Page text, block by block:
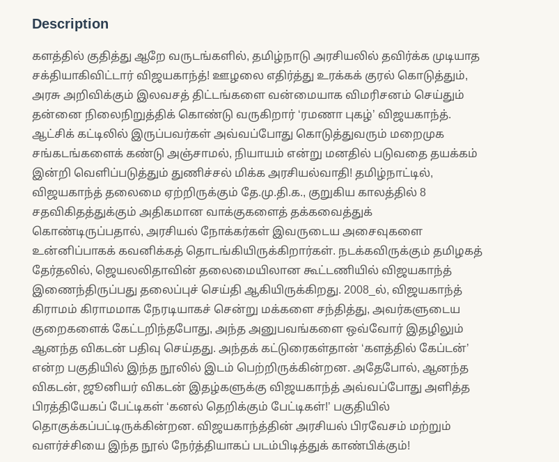
Description
களத்தில் குதித்து ஆறே வருடங்களில், தமிழ்நாடு அரசியலில் தவிர்க்க முடியாத
சக்தியாகிவிட்டார் விஜயகாந்த்! ஊழலை எதிர்த்து உரக்கக் குரல் கொடுத்தும்,
அரசு அறிவிக்கும் இலவசத் திட்டங்களை வன்மையாக விமரிசனம் செய்தும்
தன்னை நிலைநிறுத்திக் கொண்டு வருகிறார் ‘ரமணா புகழ்’ விஜயகாந்த்.
ஆட்சிக் கட்டிலில் இருப்பவர்கள் அவ்வப்போது கொடுத்துவரும் மறைமுக
சங்கடங்களைக் கண்டு அஞ்சாமல், நியாயம் என்று மனதில் படுவதை தயக்கம்
இன்றி வெளிப்படுத்தும் துணிச்சல் மிக்க அரசியல்வாதி! தமிழ்நாட்டில்,
விஜயகாந்த் தலைமை ஏற்றிருக்கும் தே.மு.தி.க., குறுகிய காலத்தில் 8
சதவிகிதத்துக்கும் அதிகமான வாக்குகளைத் தக்கவைத்துக்
கொண்டிருப்பதால், அரசியல் நோக்கர்கள் இவருடைய அசைவுகளை
உன்னிப்பாகக் கவனிக்கத் தொடங்கியிருக்கிறார்கள். நடக்கவிருக்கும் தமிழகத்
தேர்தலில், ஜெயலலிதாவின் தலைமையிலான கூட்டணியில் விஜயகாந்த்
இணைந்திருப்பது தலைப்புச் செய்தி ஆகியிருக்கிறது. 2008_ல், விஜயகாந்த்
கிராமம் கிராமமாக நேரடியாகச் சென்று மக்களை சந்தித்து, அவர்களுடைய
குறைகளைக் கேட்டறிந்தபோது, அந்த அனுபவங்களை ஒவ்வோர் இதழிலும்
ஆனந்த விகடன் பதிவு செய்தது. அந்தக் கட்டுரைகள்தான் ‘களத்தில் கேப்டன்’
என்ற பகுதியில் இந்த நூலில் இடம் பெற்றிருக்கின்றன. அதேபோல், ஆனந்த
விகடன், ஜூனியர் விகடன் இதழ்களுக்கு விஜயகாந்த் அவ்வப்போது அளித்த
பிரத்தியேகப் பேட்டிகள் ‘கனல் தெறிக்கும் பேட்டிகள்!’ பகுதியில்
தொகுக்கப்பட்டிருக்கின்றன. விஜயகாந்த்தின் அரசியல் பிரவேசம் மற்றும்
வளர்ச்சியை இந்த நூல் நேர்த்தியாகப் படம்பிடித்துக் காண்பிக்கும்!